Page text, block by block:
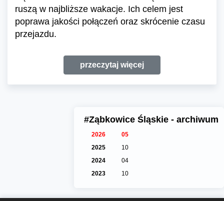
ruszą w najbliższe wakacje. Ich celem jest
poprawa jakości połączeń oraz skrócenie czasu
przejazdu.
przeczytaj więcej
#Ząbkowice Śląskie - archiwum
2026
05
2025
10
2024
04
2023
10